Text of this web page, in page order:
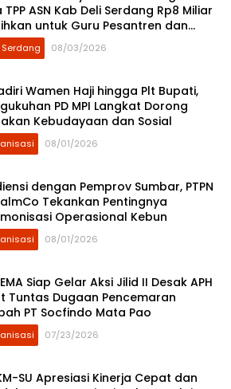
TPP ASN Kab Deli Serdang Rp8 Miliar
untuk Guru Pesantren dan
Ngaji
Serdang 08/03/2026
Wamen Haji hingga Plt Bupati,
PD MPI Langkat Dorong
Kebudayaan dan Sosial
08/01/2026
dengan Pemprov Sumbar, PTPN
Tekankan Pentingnya
Operasional Kebun
08/01/2026
Siap Gelar Aksi Jilid II Desak APH
Tuntas Dugaan Pencemaran
PT Socfindo Mata Pao
07/23/2026
SU Apresiasi Kinerja Cepat dan